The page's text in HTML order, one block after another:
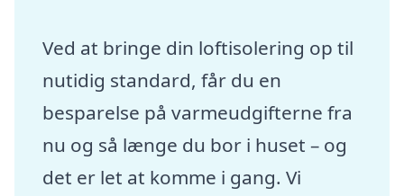
Ved at bringe din loftisolering op til
nutidig standard, får du en
besparelse på varmeudgifterne fra
nu og så længe du bor i huset – og
det er let at komme i gang. Vi